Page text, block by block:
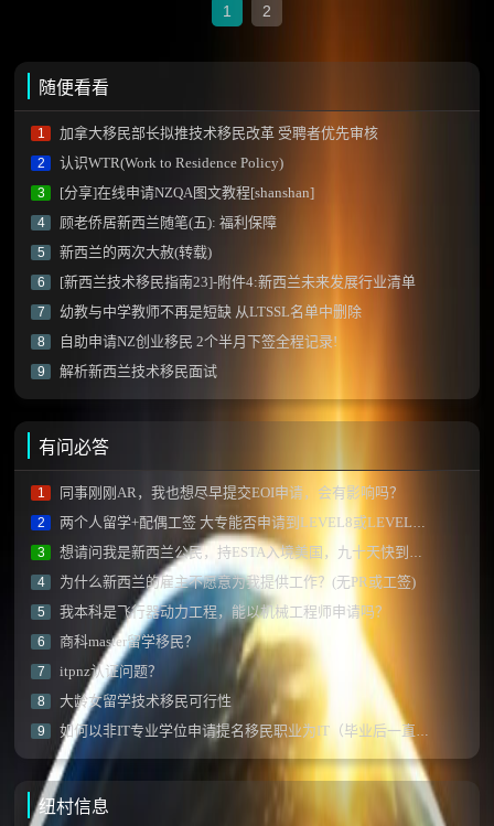
1 2
随便看看
1 加拿大移民部长拟推技术移民改革 受聘者优先审核
2 认识WTR(Work to Residence Policy)
3 [分享]在线申请NZQA图文教程[shanshan]
4 顾老侨居新西兰随笔(五): 福利保障
5 新西兰的两次大赦(转载)
6 [新西兰技术移民指南23]-附件4:新西兰未来发展行业清单
7 幼教与中学教师不再是短缺 从LTSSL名单中删除
8 自助申请NZ创业移民 2个半月下签全程记录!
9 解析新西兰技术移民面试
有问必答
1 同事刚刚AR，我也想尽早提交EOI申请，会有影响吗？
2 两个人留学+配偶工签 大专能否申请到LEVEL8或LEVEL9的课程？
3 想请问我是新西兰公民，持ESTA入境美国，九十天快到了, 怎么办？
4 为什么新西兰的雇主不愿意为我提供工作？(无PR或工签)
5 我本科是飞行器动力工程，能以机械工程师申请吗？
6 商科master留学移民？
7 itpnz认证问题？
8 大龄女留学技术移民可行性
9 如何以非IT专业学位申请提名移民职业为IT（毕业后一直从事IT专业）？
纽村信息